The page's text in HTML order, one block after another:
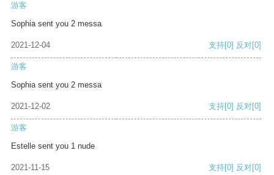
游客
Sophia sent you 2 messa
2021-12-04 支持[0] 反对[0]
游客
Sophia sent you 2 messa
2021-12-02 支持[0] 反对[0]
游客
Estelle sent you 1 nude
2021-11-15 支持[0] 反对[0]